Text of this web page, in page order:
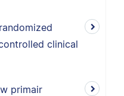
clinical
primair